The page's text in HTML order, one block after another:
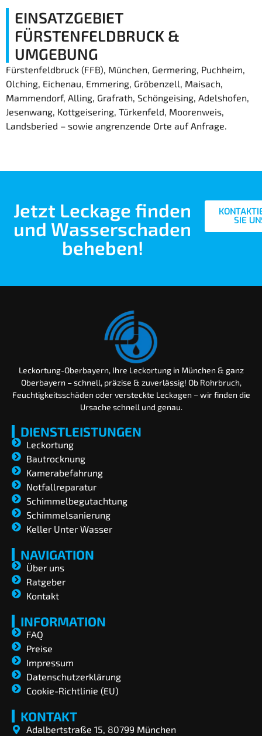
EINSATZGEBIET
FÜRSTENFELDBRUCK &
UMGEBUNG
Fürstenfeldbruck (FFB), München, Germering, Puchheim,
Olching, Eichenau, Emmering, Gröbenzell, Maisach,
Mammendorf, Alling, Grafrath, Schöngeising, Adelshofen,
Jesenwang, Kottgeisering, Türkenfeld, Moorenweis,
Landsberied – sowie angrenzende Orte auf Anfrage.
Jetzt Leckage finden
und Wasserschaden
beheben!
SIE
Leckortung-Oberbayern, Ihre Leckortung in München & ganz
Oberbayern – schnell, präzise & zuverlässig! Ob Rohrbruch,
Feuchtigkeitsschäden oder versteckte Leckagen – wir finden die
Ursache schnell und genau.
DIENSTLEISTUNGEN
Leckortung
Bautrocknung
Kamerabefahrung
Notfallreparatur
Schimmelbegutachtung
Schimmelsanierung
Keller Unter Wasser
NAVIGATION
Über uns
Ratgeber
Kontakt
INFORMATION
FAQ
Preise
Impressum
Datenschutzerklärung
Cookie-Richtlinie (EU)
KONTAKT
Adalbertstraße 15, 80799 München